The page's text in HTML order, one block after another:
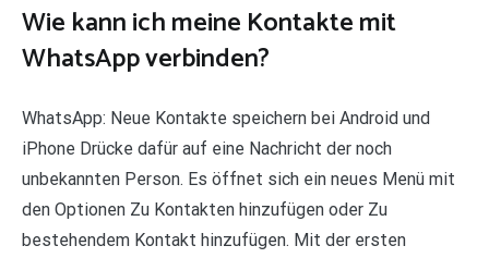
Wie kann ich meine Kontakte mit
WhatsApp verbinden?
WhatsApp: Neue Kontakte speichern bei Android und
iPhone Drücke dafür auf eine Nachricht der noch
unbekannten Person. Es öffnet sich ein neues Menü mit
den Optionen Zu Kontakten hinzufügen oder Zu
bestehendem Kontakt hinzufügen. Mit der ersten